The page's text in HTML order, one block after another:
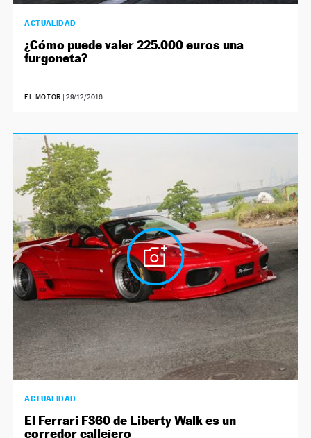
ACTUALIDAD
¿Cómo puede valer 225.000 euros una
furgoneta?
EL MOTOR | 29/12/2016
ACTUALIDAD
El Ferrari F360 de Liberty Walk es un
corredor callejero